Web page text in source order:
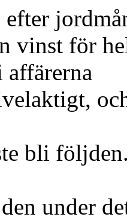
efter
vinst för
affärerna
bli
under